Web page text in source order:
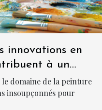
innovations en
à un
plus frais et
domaine de la peinture
insoupçonnés pour